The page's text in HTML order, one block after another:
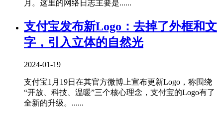
月。这里的网络日志主要是......
支付宝发布新Logo：去掉了外框和文
字，引入立体的自然光
2024-01-19
支付宝1月19日在其官方微博上宣布更新Logo，称围绕
“开放、科技、温暖”三个核心理念，支付宝的Logo有了
全新的升级。......